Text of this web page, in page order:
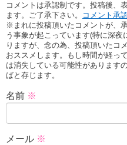
コメントは承認制です。投稿後、
ます。ご了承下さい。
コメント承
※まれに投稿頂いたコメントが、
う事象が起こっています(特に深
りますが、念の為、投稿頂いたコ
おススメします。もし時間が経っ
は消失している可能性があります
ばと存じます。
名前 ※
メール ※